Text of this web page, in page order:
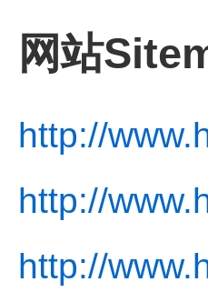
网站
http://
http://
http://